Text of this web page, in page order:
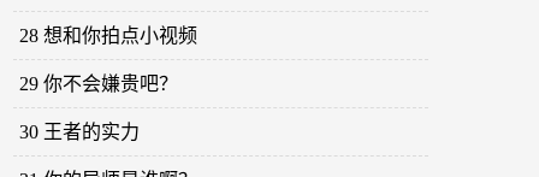
28 想和你拍点小视频
29 你不会嫌贵吧？
30 王者的实力